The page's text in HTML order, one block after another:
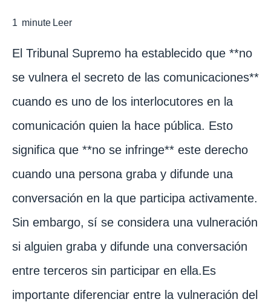
1 minute Leer
El Tribunal Supremo ha establecido que **no
se vulnera el secreto de las comunicaciones**
cuando es uno de los interlocutores en la
comunicación quien la hace pública. Esto
significa que **no se infringe** este derecho
cuando una persona graba y difunde una
conversación en la que participa activamente.
Sin embargo, sí se considera una vulneración
si alguien graba y difunde una conversación
entre terceros sin participar en ella.Es
importante diferenciar entre la vulneración del